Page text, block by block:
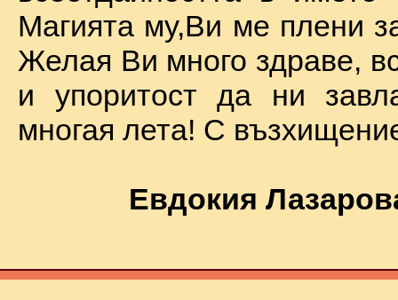
Магията му,Ви ме плени
Желая Ви много здраве,
и упоритост да ни
многая лета! С
Евдокия